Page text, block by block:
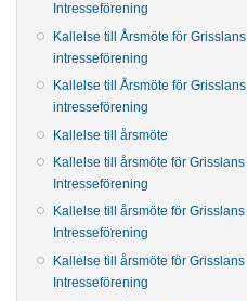
Intresseförening
Kallelse till Årsmöte för Grisslans
intresseförening
Kallelse till Årsmöte för Grisslans
intresseförening
Kallelse till årsmöte
Kallelse till årsmöte för Grisslans
Intresseförening
Kallelse till årsmöte för Grisslans
Intresseförening
Kallelse till årsmöte för Grisslans
Intresseförening